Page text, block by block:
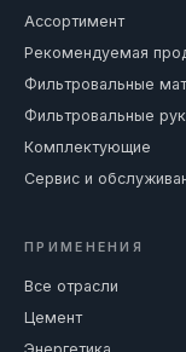
Ассортимент
Рекомендуемая
Фильтровальные
Фильтровальные
Комплектующие
Сервис и
ПРИМЕНЕНИЯ
Все отрасли
Цемент